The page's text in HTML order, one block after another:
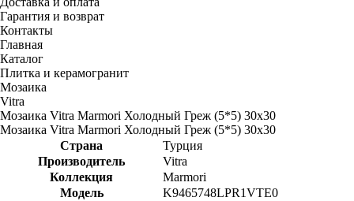
Гарантия и возврат
Контакты
Главная
Каталог
Плитка и керамогранит
Мозаика
Vitra
Мозаика Vitra Marmori Холодный Греж (5*5) 30х30
Мозаика Vitra Marmori Холодный Греж (5*5) 30х30
Страна
Турция
Производитель
Vitra
Коллекция
Marmori
Модель
K9465748LPR1VTE0